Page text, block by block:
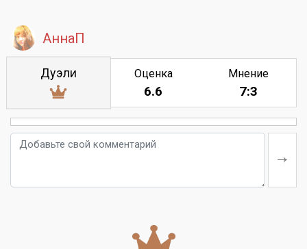
АннаП
Дуэли Оценка
6.6
Мнение
7:3